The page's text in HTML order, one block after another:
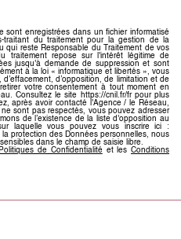
sont enregistrées dans un fichier informatisé
traitant du traitement pour la gestion de la
qui reste Responsable du Traitement de vos
traitement repose sur l'intérêt légitime de
jusqu'à demande de suppression et sont
à la loi « informatique et libertés », vous
d’opposition, de limitation et de
votre consentement à tout moment en
Consultez le site https://cnil.fr/fr pour plus
après avoir contacté l'Agence / le Réseau,
sont pas respectés, vous pouvez adresser
de l’existence de la liste d'opposition au
laquelle vous pouvez vous inscrire ici :
protection des Données personnelles, nous
dans le champ de saisie libre.
Politiques de Confidentialitéet les Conditions